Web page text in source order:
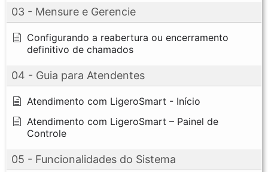
03 - Mensure e Gerencie
Configurando a reabertura ou encerramento
definitivo de chamados
04 - Guia para Atendentes
Atendimento com LigeroSmart - Início
Atendimento com LigeroSmart – Painel de
Controle
05 - Funcionalidades do Sistema